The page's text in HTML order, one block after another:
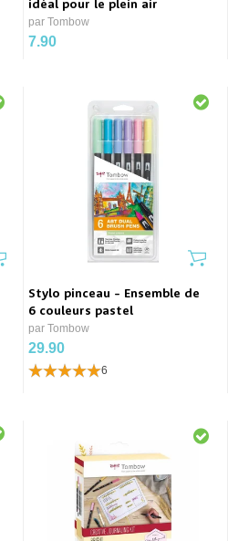
idéal pour le plein air
par Tombow
7.90
Stylo pinceau - Ensemble de
6 couleurs pastel
par Tombow
29.90
6